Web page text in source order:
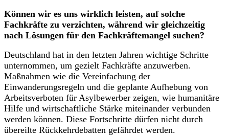
Können wir es uns wirklich leisten, auf solche
Fachkräfte zu verzichten, während wir gleichzeitig
nach Lösungen für den Fachkräftemangel suchen?
Deutschland hat in den letzten Jahren wichtige Schritte
unternommen, um gezielt Fachkräfte anzuwerben.
Maßnahmen wie die Vereinfachung der
Einwanderungsregeln und die geplante Aufhebung von
Arbeitsverboten für Asylbewerber zeigen, wie humanitäre
Hilfe und wirtschaftliche Stärke miteinander verbunden
werden können. Diese Fortschritte dürfen nicht durch
übereilte Rückkehrdebatten gefährdet werden.